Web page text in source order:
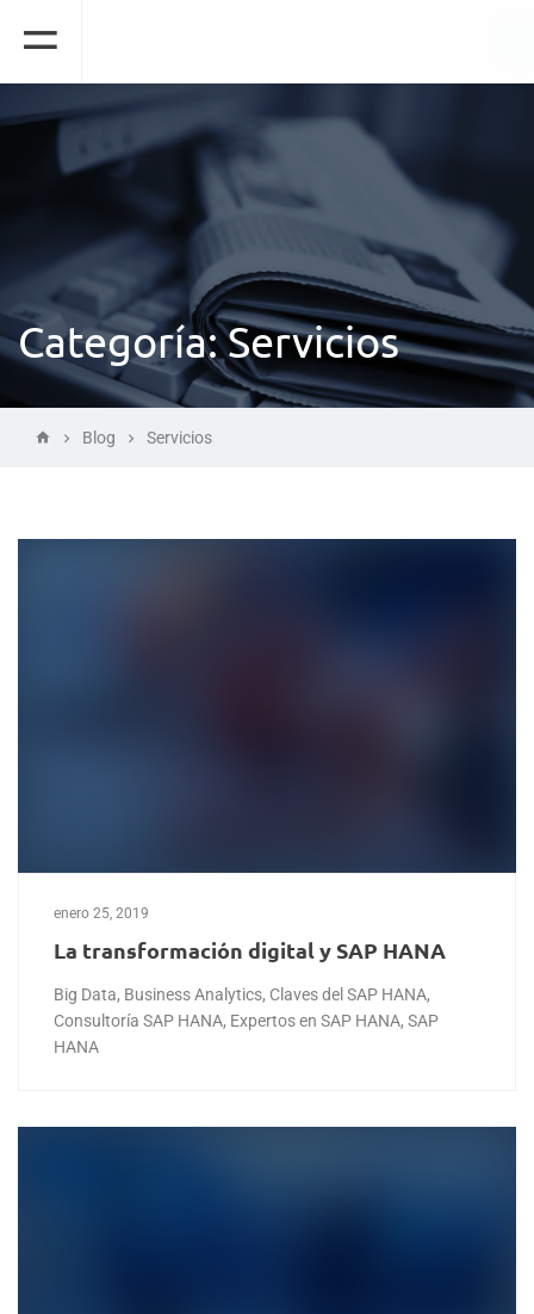
Categoría:Servicios
Blog Servicios
enero 25, 2019
La transformación digital y SAP HANA
Big Data, Business Analytics, Claves del SAP HANA,
Consultoría SAP HANA, Expertos en SAP HANA, SAP
HANA